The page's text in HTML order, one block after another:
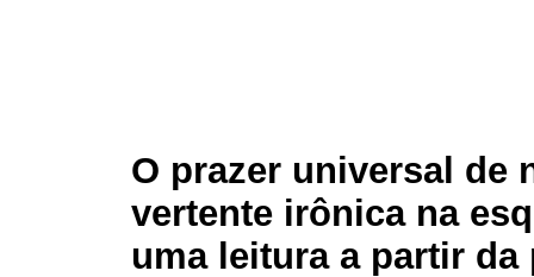
O prazer universal de
vertente irônica na
uma leitura a partir